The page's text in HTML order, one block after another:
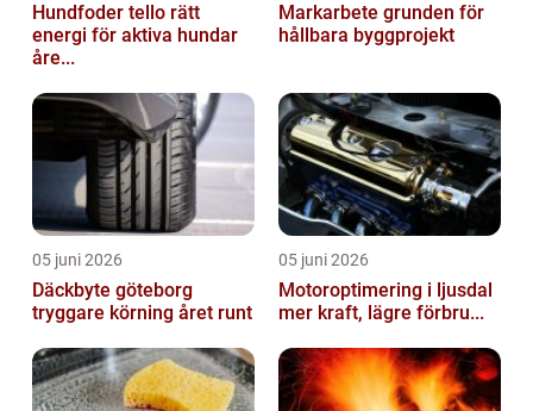
Hundfoder tello rätt
energi för aktiva hundar
åre...
Markarbete grunden för
hållbara byggprojekt
05 juni 2026
Däckbyte göteborg
tryggare körning året runt
05 juni 2026
Motoroptimering i ljusdal
mer kraft, lägre förbru...